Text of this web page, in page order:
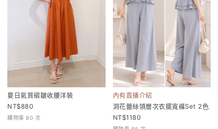
夏日氣質褶皺收腰洋裝
880
購物車 80 次
內有直播介紹
洞花蕾絲領層次衣擺寬褲Set 2色
1180